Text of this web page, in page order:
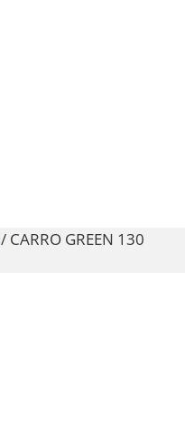
/ CARRO GREEN 130